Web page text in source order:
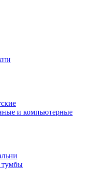
и компьютерные
тумбы